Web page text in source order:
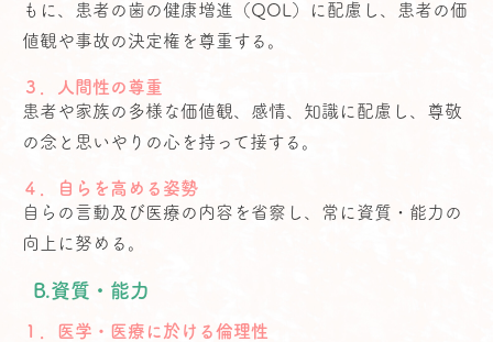
もに、患者の歯の健康増進（QOL）に配慮し、患者の価
値観や事故の決定権を尊重する。
３．人間性の尊重
患者や家族の多様な価値観、感情、知識に配慮し、尊敬
の念と思いやりの心を持って接する。
４．自らを高める姿勢
自らの言動及び医療の内容を省察し、常に資質・能力の
向上に努める。
B.資質・能力
１．医学・医療に於ける倫理性